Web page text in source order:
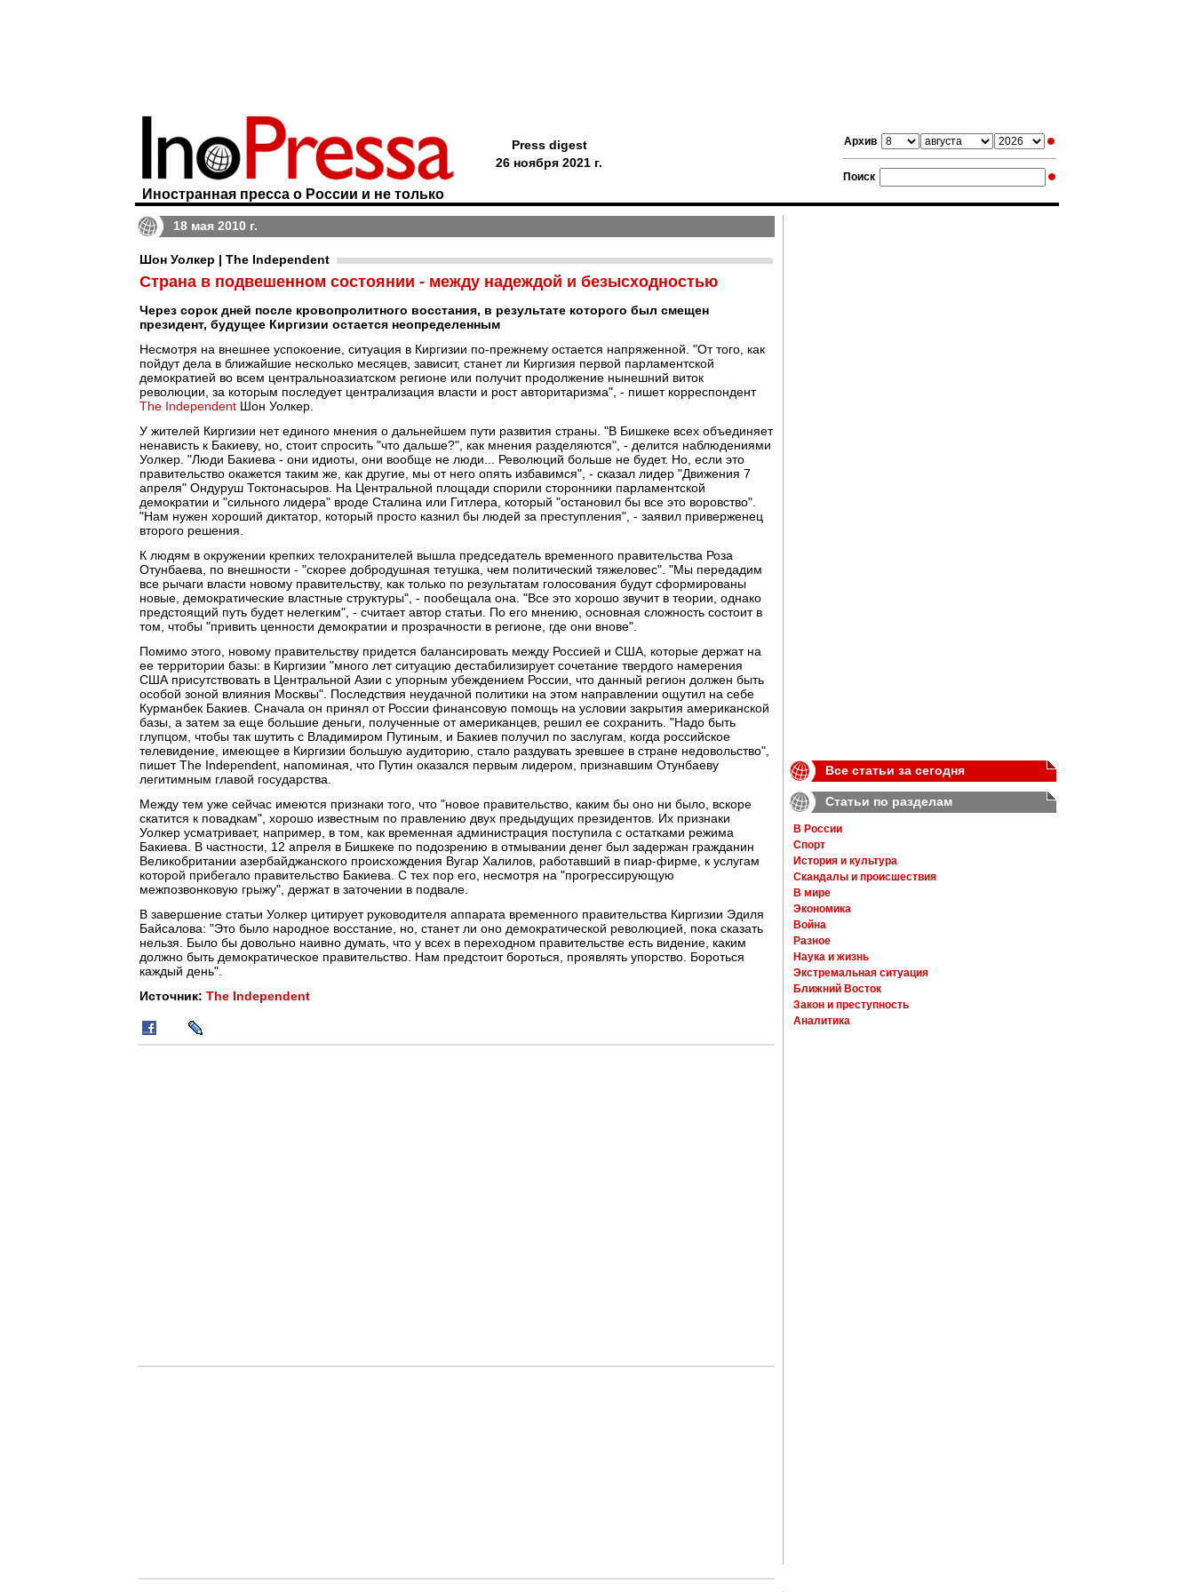
Архив
Поиск
Иностранная пресса о России и не только
Press digest
26 ноября 2021 г.
18 мая 2010 г.
Шон Уолкер | The Independent
Страна в подвешенном состоянии - между надеждой и безысходностью
Через сорок дней после кровопролитного восстания, в результате которого был смещен
президент, будущее Киргизии остается неопределенным
Несмотря на внешнее успокоение, ситуация в Киргизии по-прежнему остается напряженной. "От того, как
пойдут дела в ближайшие несколько месяцев, зависит, станет ли Киргизия первой парламентской
демократией во всем центральноазиатском регионе или получит продолжение нынешний виток
революции, за которым последует централизация власти и рост авторитаризма", - пишет корреспондент
The Independent Шон Уолкер.
У жителей Киргизии нет единого мнения о дальнейшем пути развития страны. "В Бишкеке всех объединяет
ненависть к Бакиеву, но, стоит спросить "что дальше?", как мнения разделяются", - делится наблюдениями
Уолкер. "Люди Бакиева - они идиоты, они вообще не люди... Революций больше не будет. Но, если это
правительство окажется таким же, как другие, мы от него опять избавимся", - сказал лидер "Движения 7
апреля" Ондуруш Токтонасыров. На Центральной площади спорили сторонники парламентской
демократии и "сильного лидера" вроде Сталина или Гитлера, который "остановил бы все это воровство".
"Нам нужен хороший диктатор, который просто казнил бы людей за преступления", - заявил приверженец
второго решения.
К людям в окружении крепких телохранителей вышла председатель временного правительства Роза
Отунбаева, по внешности - "скорее добродушная тетушка, чем политический тяжеловес". "Мы передадим
все рычаги власти новому правительству, как только по результатам голосования будут сформированы
новые, демократические властные структуры", - пообещала она. "Все это хорошо звучит в теории, однако
предстоящий путь будет нелегким", - считает автор статьи. По его мнению, основная сложность состоит в
том, чтобы "привить ценности демократии и прозрачности в регионе, где они внове".
Помимо этого, новому правительству придется балансировать между Россией и США, которые держат на
ее территории базы: в Киргизии "много лет ситуацию дестабилизирует сочетание твердого намерения
США присутствовать в Центральной Азии с упорным убеждением России, что данный регион должен быть
особой зоной влияния Москвы". Последствия неудачной политики на этом направлении ощутил на себе
Курманбек Бакиев. Сначала он принял от России финансовую помощь на условии закрытия американской
базы, а затем за еще большие деньги, полученные от американцев, решил ее сохранить. "Надо быть
глупцом, чтобы так шутить с Владимиром Путиным, и Бакиев получил по заслугам, когда российское
телевидение, имеющее в Киргизии большую аудиторию, стало раздувать зревшее в стране недовольство",
пишет The Independent, напоминая, что Путин оказался первым лидером, признавшим Отунбаеву
легитимным главой государства.
Между тем уже сейчас имеются признаки того, что "новое правительство, каким бы оно ни было, вскоре
скатится к повадкам", хорошо известным по правлению двух предыдущих президентов. Их признаки
Уолкер усматривает, например, в том, как временная администрация поступила с остатками режима
Бакиева. В частности, 12 апреля в Бишкеке по подозрению в отмывании денег был задержан гражданин
Великобритании азербайджанского происхождения Вугар Халилов, работавший в пиар-фирме, к услугам
которой прибегало правительство Бакиева. С тех пор его, несмотря на "прогрессирующую
межпозвонковую грыжу", держат в заточении в подвале.
В завершение статьи Уолкер цитирует руководителя аппарата временного правительства Киргизии Эдиля
Байсалова: "Это было народное восстание, но, станет ли оно демократической революцией, пока сказать
нельзя. Было бы довольно наивно думать, что у всех в переходном правительстве есть видение, каким
должно быть демократическое правительство. Нам предстоит бороться, проявлять упорство. Бороться
каждый день".
Источник: The Independent
Все статьи за сегодня
Статьи по разделам
В России
Спорт
История и культура
Скандалы и происшествия
В мире
Экономика
Война
Разное
Наука и жизнь
Экстремальная ситуация
Ближний Восток
Закон и преступность
Аналитика